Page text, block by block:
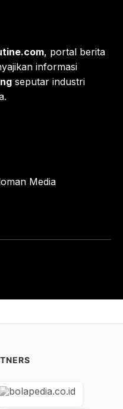
, portal berita
informasi
seputar industri
Media